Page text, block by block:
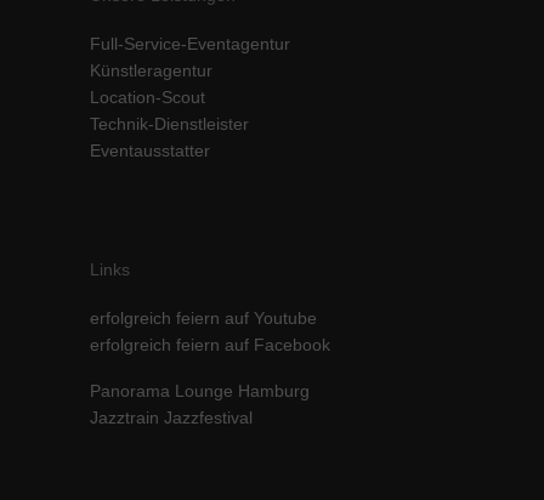
Full-Service-Eventagentur
Künstleragentur
Location-Scout
Technik-Dienstleister
Eventausstatter
Links
erfolgreich feiern auf Youtube
erfolgreich feiern auf Facebook
Panorama Lounge Hamburg
Jazztrain Jazzfestival
standardmäßig blockiert. Wenn Cookies von externen Medien akzeptiert
werden, bedarf der Zugriff auf diese Inhalte keiner manuellen Einwilligung
Cookie-Informationen anzeigen
powered by Borlabs Cookie